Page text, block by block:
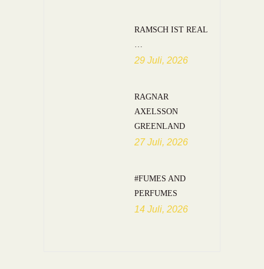
RAMSCH IST REAL
29 Juli, 2026
RAGNAR
AXELSSON
GREENLAND
27 Juli, 2026
#FUMES AND
PERFUMES
14 Juli, 2026